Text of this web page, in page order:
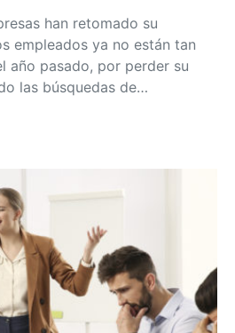
han retomado su
empleados ya no están tan
año pasado, por perder su
las búsquedas de…